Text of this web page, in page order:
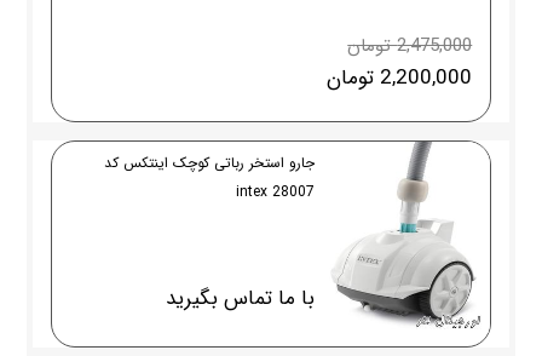
2,475,000 تومان
2,200,000 تومان
جارو استخر رباتی کوچک اینتکس کد
28007 intex
با ما تماس بگیرید